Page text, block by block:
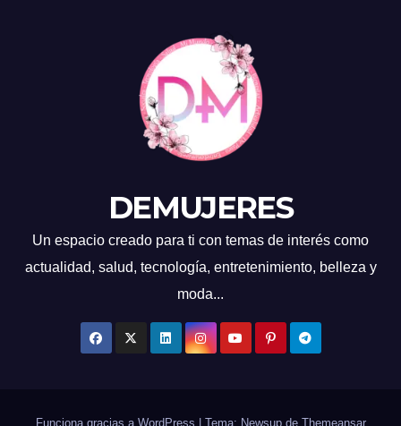
DEMUJERES
Un espacio creado para ti con temas de interés como
actualidad, salud, tecnología, entretenimiento, belleza y
moda...
Funciona gracias a WordPress Tema: Newsup de Themeansar